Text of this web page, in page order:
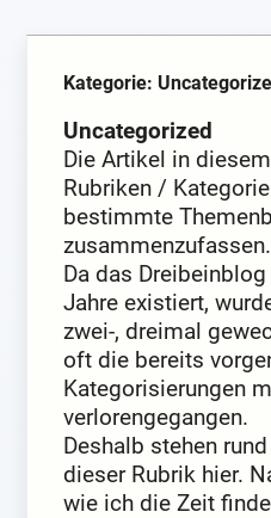
Kategorie:
Uncategorized
Die Artikel in
Rubriken /
bestimmte
zusammenzufassen.
Da das
Jahre existiert,
zwei-, dreimal
oft die bereits
Kategorisierungen
verlorengegangen.
Deshalb stehen
dieser Rubrik hier.
wie ich die Zeit